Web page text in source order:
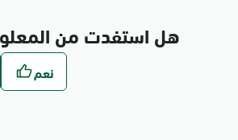
هل استفدت من